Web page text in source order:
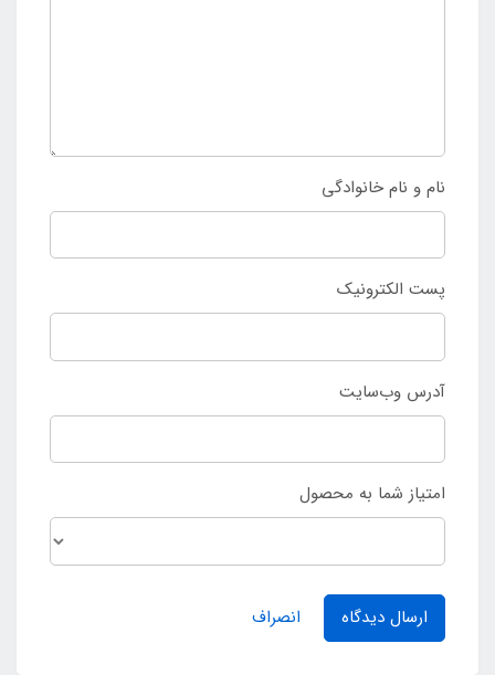
نام و نام خانوادگی
پست الکترونیک
آدرس وب‌سایت
امتیاز شما به محصول
ارسال دیدگاه انصراف